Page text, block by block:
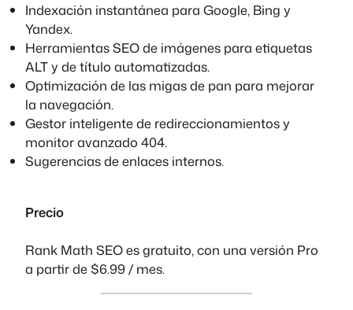
Indexación instantánea para Google, Bing y
Yandex.
Herramientas SEO de imágenes para etiquetas
ALT y de título automatizadas.
Optimización de las migas de pan para mejorar
la navegación.
Gestor inteligente de redireccionamientos y
monitor avanzado 404.
Sugerencias de enlaces internos.
Precio
Rank Math SEO es gratuito, con una versión Pro
a partir de $6.99 / mes.